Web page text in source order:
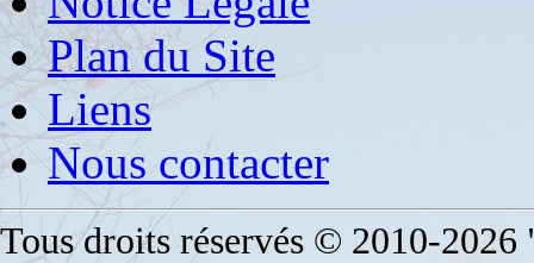
Plan du Site
Liens
Nous contacter
Tous droits réservés © 2010-